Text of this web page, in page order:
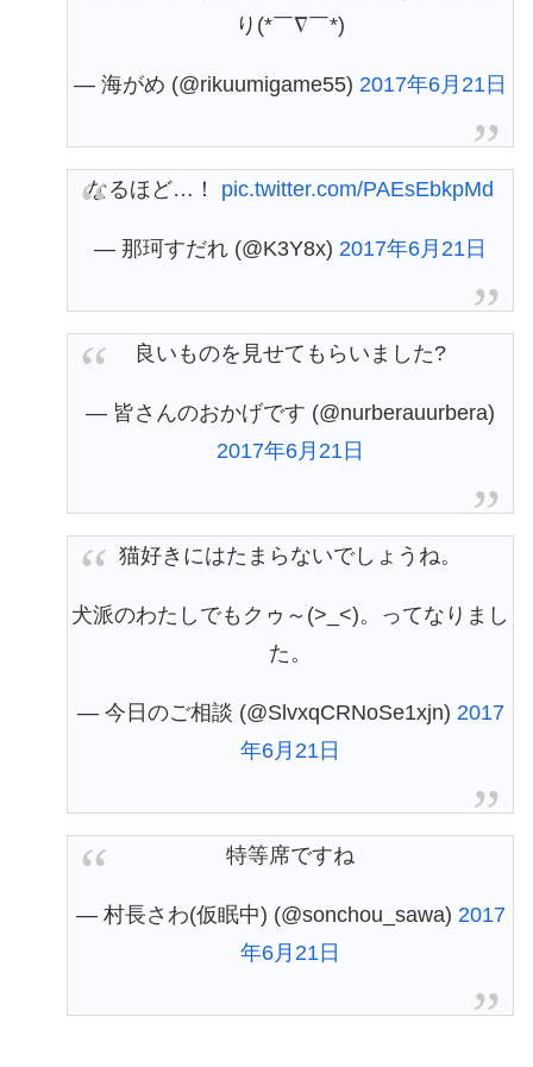
り(*￣∇￣*)
— 海がめ (@rikuumigame55) 2017年6月21日
なるほど…！ pic.twitter.com/PAEsEbkpMd
— 那珂すだれ (@K3Y8x) 2017年6月21日
良いものを見せてもらいました?
— 皆さんのおかげです (@nurberauurbera)
2017年6月21日
猫好きにはたまらないでしょうね。
犬派のわたしでもクゥ～(>_<)。ってなりまし
た。
— 今日のご相談 (@SlvxqCRNoSe1xjn) 2017
年6月21日
特等席ですね
— 村長さわ(仮眠中) (@sonchou_sawa) 2017
年6月21日